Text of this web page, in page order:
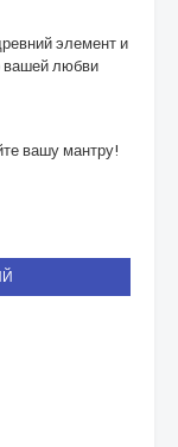
элемент и
вашей любви
вашу мантру!